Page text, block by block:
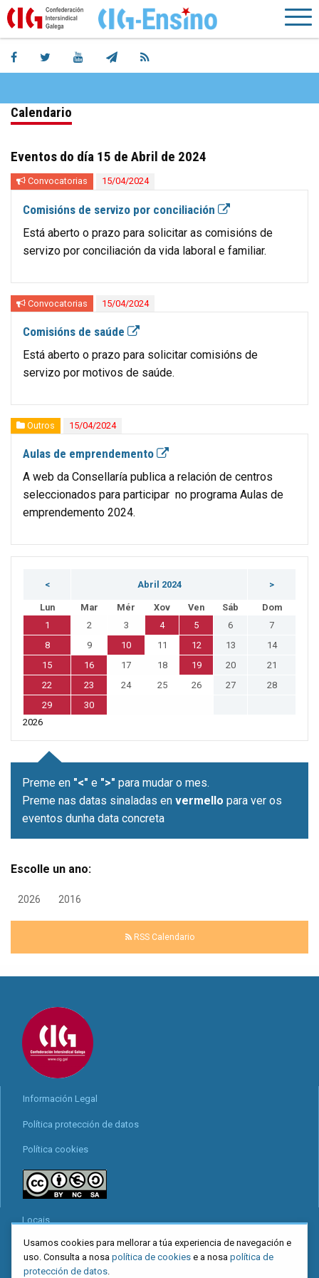
Calendario
Eventos do día 15 de Abril de 2024
Convocatorias 15/04/2024
Comisións de servizo por conciliación
Está aberto o prazo para solicitar as comisións de
servizo por conciliación da vida laboral e familiar.
Convocatorias 15/04/2024
Comisións de saúde
Está aberto o prazo para solicitar comisións de
servizo por motivos de saúde.
Outros 15/04/2024
Aulas de emprendemento
A web da Consellaría publica a relación de centros
seleccionados para participar no programa Aulas de
emprendemento 2024.
< Abril 2024 >
Lun Mar Mér Xov Ven Sáb
Dom
1
2 3 4 5 6
7
8
9 10 11 12 13
14
15
16 17 18 19 20
21
22
23 24 25 26 27
28
29
30
2026
Preme en "<" e ">" para mudar o mes.
Preme nas datas sinaladas en vermello para ver os
eventos dunha data concreta
Escolle un ano:
2026 2016
RSS Calendario
Información Legal
Política protección de datos
Política cookies
Locais
Mapa web
Redes sociais
Usamos cookies para mellorar a túa experiencia de navegación e
uso. Consulta a nosa política de cookies e a nosa política de
protección de datos